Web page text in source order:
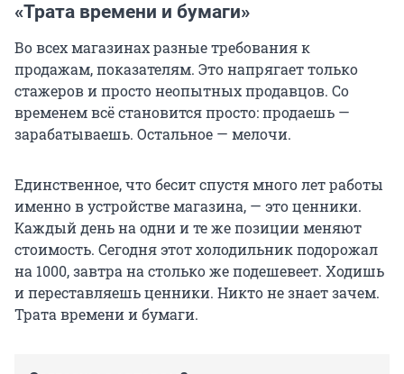
«Трата времени и бумаги»
Во всех магазинах разные требования к
продажам, показателям. Это напрягает только
стажеров и просто неопытных продавцов. Со
временем всё становится просто: продаешь —
зарабатываешь. Остальное — мелочи.
Единственное, что бесит спустя много лет работы
именно в устройстве магазина, — это ценники.
Каждый день на одни и те же позиции меняют
стоимость. Сегодня этот холодильник подорожал
на 1000, завтра на столько же подешевеет. Ходишь
и переставляешь ценники. Никто не знает зачем.
Трата времени и бумаги.